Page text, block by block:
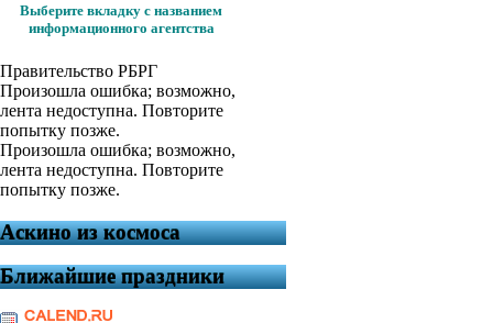
Выберите вкладку с названием
информационного агентства
Правительство РБРГ
Произошла ошибка; возможно,
лента недоступна. Повторите
попытку позже.
Произошла ошибка; возможно,
лента недоступна. Повторите
попытку позже.
Аскино из космоса
Ближайшие праздники